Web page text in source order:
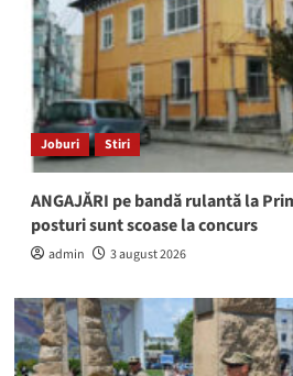
Joburi Stiri
ANGAJĂRI pe bandă rulantă la
posturi sunt scoase la concurs
admin 3 august 2026